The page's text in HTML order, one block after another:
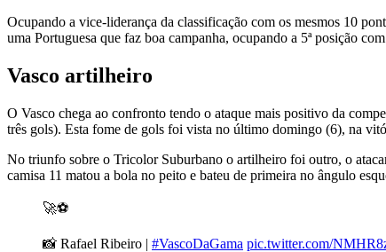
Ocupando a vice-liderança da classificação com os mesmos 10
uma Portuguesa que faz boa campanha, ocupando a 5ª posição
Vasco artilheiro
O Vasco chega ao confronto tendo o ataque mais positivo da
três gols). Esta fome de gols foi vista no último domingo (6), na
No triunfo sobre o Tricolor Suburbano o artilheiro foi outro, o
camisa 11 matou a bola no peito e bateu de primeira no ângulo
🚀⚽
📸 Rafael Ribeiro | #VascoDaGama pic.twitter.com/